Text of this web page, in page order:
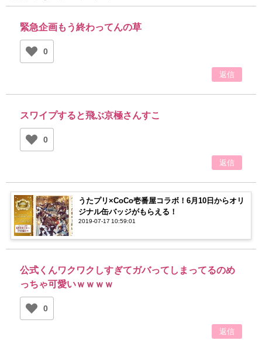
緊急企画もう終わってんの草
0
返信
スワイプすると飛ぶ京極さんすこ
0
返信
うたプリ×CoCo壱番屋コラボ！6月10日からオリ
ジナル缶バッジがもらえる！
2019-07-17 10:59:01
公式くんワクワクしすぎてガバってしまってるのめ
っちゃ可愛いｗｗｗｗ
0
返信